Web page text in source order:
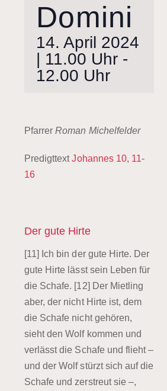
Domini
14. April 2024
| 11.00 Uhr -
12.00 Uhr
PfarrerRoman Michelfelder
PredigttextJohannes 10, 11-
16
Der gute Hirte
[11] Ich bin der gute Hirte. Der
gute Hirte lässt sein Leben für
die Schafe. [12] Der Mietling
aber, der nicht Hirte ist, dem
die Schafe nicht gehören,
sieht den Wolf kommen und
verlässt die Schafe und flieht –
und der Wolf stürzt sich auf die
Schafe und zerstreut sie –,